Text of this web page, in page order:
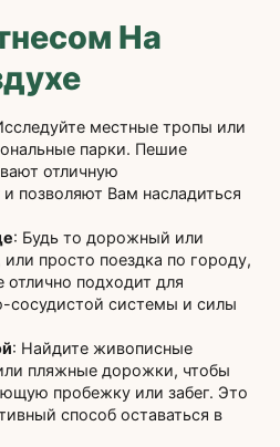
На
местные тропы или
парки. Пешие
отличную
позволяют Вам насладиться
: Будь то дорожный или
просто поездка по городу,
отлично подходит для
сосудистой системы и силы
: Найдите живописные
пляжные дорожки, чтобы
пробежку или забег. Это
способ оставаться в